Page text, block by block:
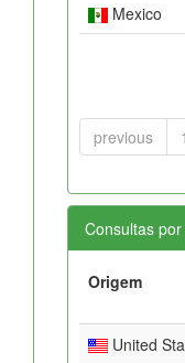
Mexico
previous
Consultas
Origem
United